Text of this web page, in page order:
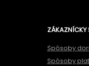
ZÁKAZNÍCKY
Spôsoby
Spôsoby